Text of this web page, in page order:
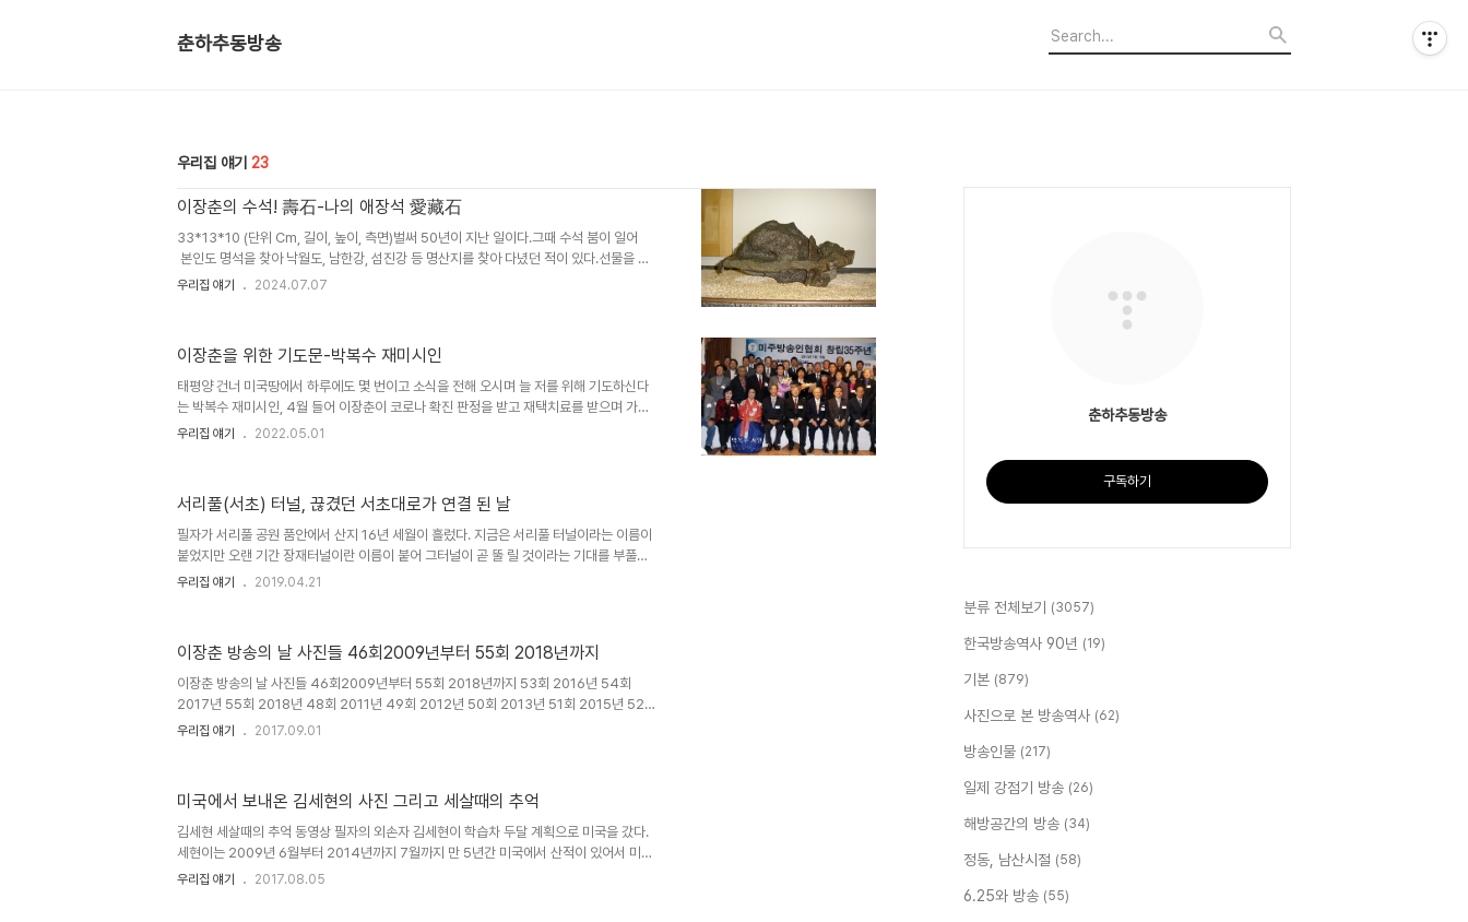
춘하추동방송
우리집 얘기 23
이장춘의 수석! 壽石-나의 애장석 愛藏石
33*13*10 (단위 Cm, 길이, 높이, 측면)벌써 50년이 지난 일이다.그때 수석 붐이 일어
본인도 명석을 찾아 낙월도, 남한강, 섬진강 등 명산지를 찾아 다녔던 적이 있다.선물을 주
고, 받기도 하고 전시회 출품을 한 적도 있으며 좋은 작품을 매입하기도 했다.수석! 壽石-나
가 몇 점을 사진으로 담아보았다.17*8*8전옥배 선생님 애장석으로 저에게 넘겨 주셨다.
전옥배 선생님은1975년 KBS광주방송국장으로 부..
우리집 얘기 2024.07.07
이장춘을 위한 기도문-박복수 재미시인
태평양 건너 미국땅에서 하루에도 몇 번이고 소식을 전해 오시며 늘 저를 위해 기도하신다
는 박복수 재미시인, 4월 들어 이장춘이 코로나 확진 판정을 받고 재택치료를 받으며 가족
외에는 아무에게도 얘기하지 않다가 시간이 지나 4월 30일을 보내며 그 사실을 알렸더니,
열할 때. 우리 홍승주 교수님..., 우리 이장춘 동생 가족들. 이름을 줄줄 나열해 올려놓고.. 용
서의 하나님 모든 죄 용서하시고 우리의 피난처시며 우리의 방패이시며 "나는 너희의 모..
우리집 얘기 2022.05.01
서리풀(서초) 터널, 끊겼던 서초대로가 연결 된 날
필자가 서리풀 공원 품안에서 산지 16년 세월이 흘렀다. 지금은 서리풀 터널이라는 이름이
붙었지만 오랜 기간 장재터널이란 이름이 붙어 그터널이 곧 뚤 릴 것이라는 기대를 부풀렸
다. 그것도 그럴 것이 도심에 자리한 산자락에 막혀 방배동과 동작구까지가 강남으로 통하
우리집 얘기 2019.04.21
이장춘 방송의 날 사진들 46회2009년부터 55회 2018년까지
이장춘 방송의 날 사진들 46회2009년부터 55회 2018년까지 53회 2016년 54회
2017년 55회 2018년 48회 2011년 49회 2012년 50회 2013년 51회 2015년 52회
2015년 46회 2009년
우리집 얘기 2017.09.01
미국에서 보내온 김세현의 사진 그리고 세살때의 추억
김세현 세살때의 추억 동영상 필자의 외손자 김세현이 학습차 두달 계획으로 미국을 갔다.
세현이는 2009년 6월부터 2014년까지 7월까지 만 5년간 미국에서 산적이 있어서 미국
생활에 익숙하고 지금도 미국에 살고있는 산이와는 절친한 사이다 그 산이네 집에서 두달간
우리집 얘기 2017.08.05
춘하추동방송
구독하기
분류 전체보기 (3057)
한국방송역사 90년 (19)
기본 (879)
사진으로 본 방송역사 (62)
방송인물 (217)
일제 강점기 방송 (26)
해방공간의 방송 (34)
정동, 남산시절 (58)
6.25와 방송 (55)